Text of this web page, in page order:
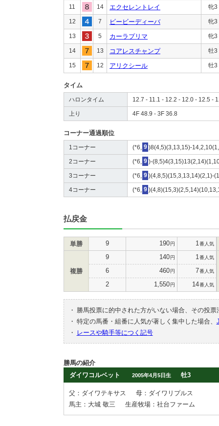
11 14 エクセレントレイ 牝3
12 7 ビービーディーバ 牝3
13 5 カーラプリマ 牝3
14 13 コアレスチャンプ 牡3
15 12 アリクシール 牡3
タイム
ハロンタイム 12.7 - 11.1 - 12.2 - 12.0 - 12.5 -
上り 4F 48.9 - 3F 36.8
コーナー通過順位
1コーナー (*6, 9 )8(4,5)(3,13,15)-
2コーナー (*6, 9 )-
3コーナー (*6, 9 )(4,8,5)(15,3,13,14)(2,1)-
4コーナー (*6, 9
払戻金
単勝 9 190円 1 番人気
複勝
9 140円 1 番人気
6 460円 7番人気
2 1,550円 14番人気
・
勝馬投票に的中された方がいない場合、その投
・ 特定の馬番・組番に人気が著しく集中した場合、
・
レースや騎手等につく記号
勝馬の紹介
ダイワコルベット
2005年4月5日生 牡3
父：ダイワテキサス
母：ダイワリプルス
馬主：大城 敬三
生産牧場：社台ファーム